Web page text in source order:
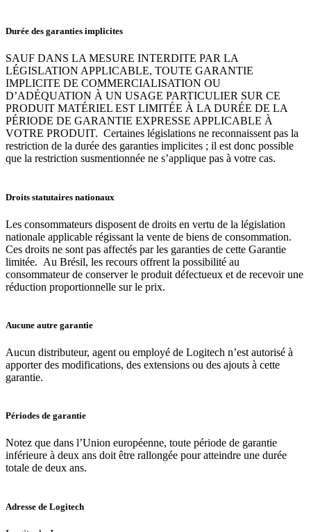
Durée des garanties implicites
SAUF DANS LA MESURE INTERDITE PAR LA
LÉGISLATION APPLICABLE, TOUTE GARANTIE
IMPLICITE DE COMMERCIALISATION OU
D’ADÉQUATION À UN USAGE PARTICULIER SUR CE
PRODUIT MATÉRIEL EST LIMITÉE À LA DURÉE DE LA
PÉRIODE DE GARANTIE EXPRESSE APPLICABLE À
VOTRE PRODUIT. Certaines législations ne reconnaissent pas la
restriction de la durée des garanties implicites ; il est donc possible
que la restriction susmentionnée ne s’applique pas à votre cas.
Droits statutaires nationaux
Les consommateurs disposent de droits en vertu de la législation
nationale applicable régissant la vente de biens de consommation.
Ces droits ne sont pas affectés par les garanties de cette Garantie
limitée. Au Brésil, les recours offrent la possibilité au
consommateur de conserver le produit défectueux et de recevoir une
réduction proportionnelle sur le prix.
Aucune autre garantie
Aucun distributeur, agent ou employé de Logitech n’est autorisé à
apporter des modifications, des extensions ou des ajouts à cette
garantie.
Périodes de garantie
Notez que dans l’Union européenne, toute période de garantie
inférieure à deux ans doit être rallongée pour atteindre une durée
totale de deux ans.
Adresse de Logitech